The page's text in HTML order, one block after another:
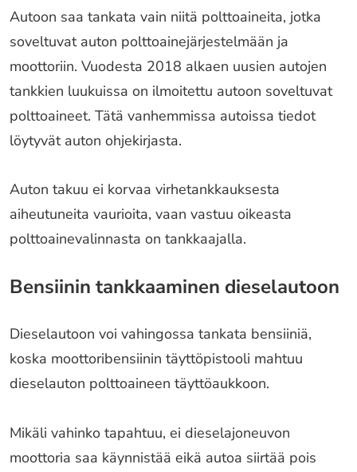
Autoon saa tankata vain niitä polttoaineita, jotka
soveltuvat auton polttoainejärjestelmään ja
moottoriin. Vuodesta 2018 alkaen uusien autojen
tankkien luukuissa on ilmoitettu autoon soveltuvat
polttoaineet. Tätä vanhemmissa autoissa tiedot
löytyvät auton ohjekirjasta.
Auton takuu ei korvaa virhetankkauksesta
aiheutuneita vaurioita, vaan vastuu oikeasta
polttoainevalinnasta on tankkaajalla.
Bensiinin tankkaaminen dieselautoon
Dieselautoon voi vahingossa tankata bensiiniä,
koska moottoribensiinin täyttöpistooli mahtuu
dieselauton polttoaineen täyttöaukkoon.
Mikäli vahinko tapahtuu, ei dieselajoneuvon
moottoria saa käynnistää eikä autoa siirtää pois